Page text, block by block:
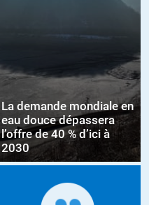
La demande mondiale en
eau douce dépassera
l’offre de 40 % d’ici à
2030